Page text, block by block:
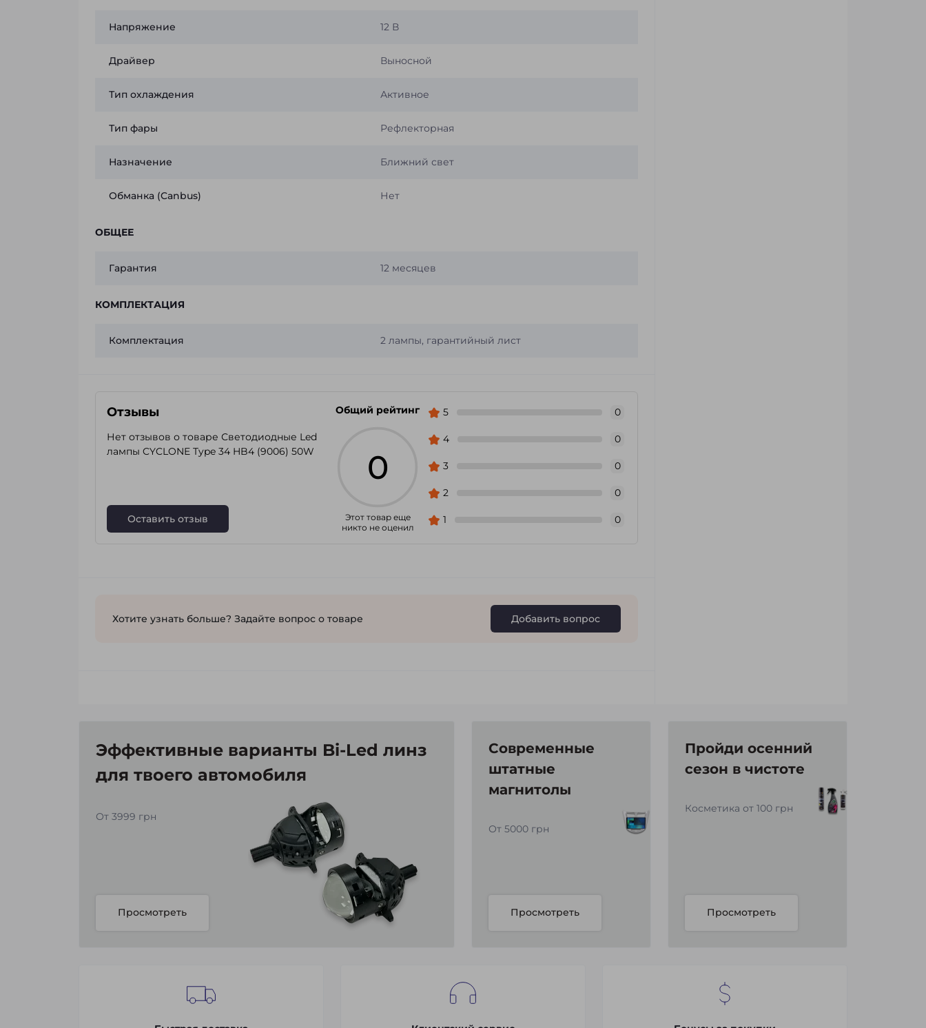
Напряжение 12 В
Драйвер Выносной
Тип охлаждения Активное
Тип фары Рефлекторная
Назначение Ближний свет
Обманка (Canbus) Нет
ОБЩЕЕ
Гарантия 12 месяцев
КОМПЛЕКТАЦИЯ
Комплектация 2 лампы, гарантийный лист
Отзывы
Нет отзывов о товаре Светодиодные Led
лампы CYCLONE Type 34 HB4 (9006) 50W
Оставить отзыв
Общий рейтинг
0
Этот товар еще
никто не оценил
5 0
4 0
3 0
2 0
1 0
Хотите узнать больше? Задайте вопрос о товаре Добавить вопрос
Эффективные варианты Bi-Led линз
для твоего автомобиля
От 3999 грн
Просмотреть
Современные
штатные
магнитолы
От 5000 грн
Просмотреть
Пройди осенний
сезон в чистоте
Косметика от 100 грн
Просмотреть